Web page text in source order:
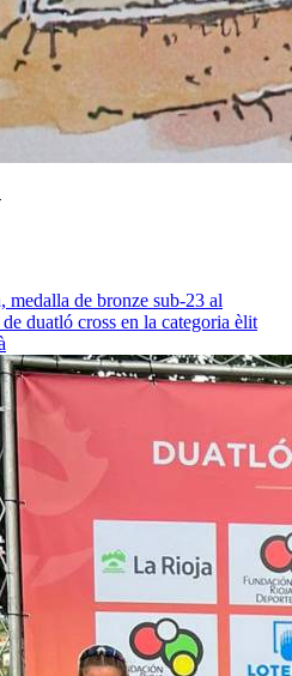
medalla de bronze sub-23 al
duatló cross en la categoria èlit